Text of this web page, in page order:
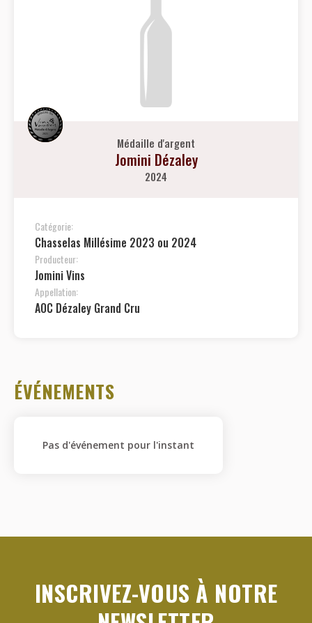
Médaille d'argent
Jomini Dézaley
2024
Catégorie:
Chasselas Millésime 2023 ou 2024
Producteur:
Jomini Vins
Appellation:
AOC Dézaley Grand Cru
ÉVÉNEMENTS
Pas d'événement pour l'instant
INSCRIVEZ-VOUS À NOTRE